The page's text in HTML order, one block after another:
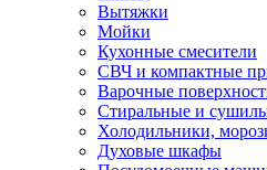
Вытяжки
Мойки
Кухонные смесители
СВЧ и компактные
Варочные
Стиральные и
Холодильники,
Духовые шкафы